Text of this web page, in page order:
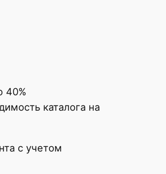
40%
каталога на
с учетом